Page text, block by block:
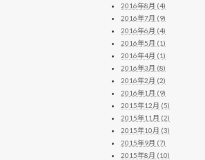
2016年8月 (4)
2016年7月 (9)
2016年6月 (4)
2016年5月 (1)
2016年4月 (1)
2016年3月 (8)
2016年2月 (2)
2016年1月 (9)
2015年12月 (5)
2015年11月 (2)
2015年10月 (3)
2015年9月 (7)
2015年8月 (10)